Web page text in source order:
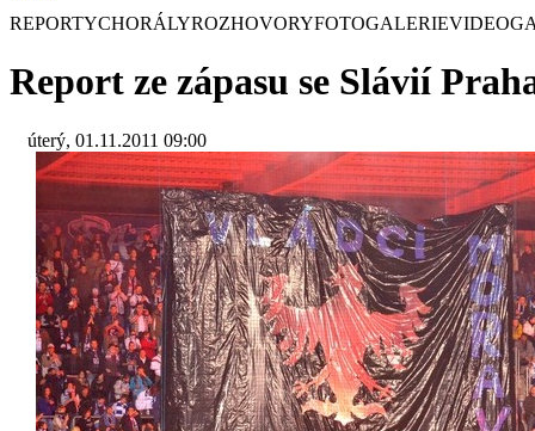
REPORTYCHORÁLYROZHOVORYFOTOGALERIE
Report ze zápasu se Slávií
úterý, 01.11.2011 09:00